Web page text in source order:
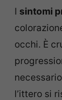
I sintomi
occhi. È
l’ittero si